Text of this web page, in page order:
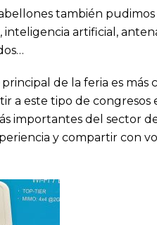
también pudimos
inteligencia artificial,
de la feria es
a este tipo de congresos
importantes del sector
y compartir con